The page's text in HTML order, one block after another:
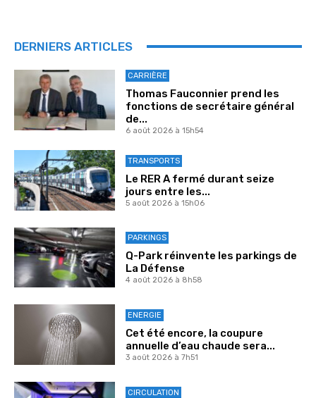
DERNIERS ARTICLES
CARRIÈRE
Thomas Fauconnier prend les
fonctions de secrétaire général
de...
6 août 2026 à 15h54
TRANSPORTS
Le RER A fermé durant seize
jours entre les...
5 août 2026 à 15h06
PARKINGS
Q-Park réinvente les parkings de
La Défense
4 août 2026 à 8h58
ENERGIE
Cet été encore, la coupure
annuelle d’eau chaude sera...
3 août 2026 à 7h51
CIRCULATION